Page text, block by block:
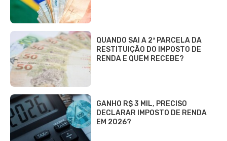
QUANDO SAI A 2ª PARCELA DA
RESTITUIÇÃO DO IMPOSTO DE
RENDA E QUEM RECEBE?
GANHO R$ 3 MIL, PRECISO
DECLARAR IMPOSTO DE RENDA
EM 2026?